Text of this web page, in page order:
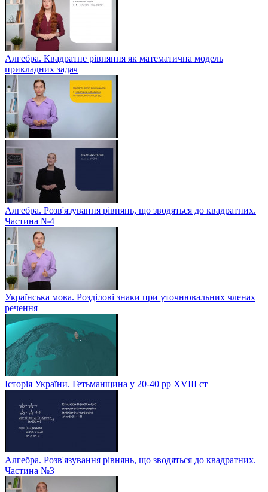
Алгебра. Квадратне рівняння як математична модель
прикладних задач
Алгебра. Розв'язування рівнянь, що зводяться до квадратних.
Частина №4
Українська мова. Розділові знаки при уточнювальних членах
речення
Історія України. Гетьманщина у 20-40 рр ХVIIІ ст
Алгебра. Розв'язування рівнянь, що зводяться до квадратних.
Частина №3